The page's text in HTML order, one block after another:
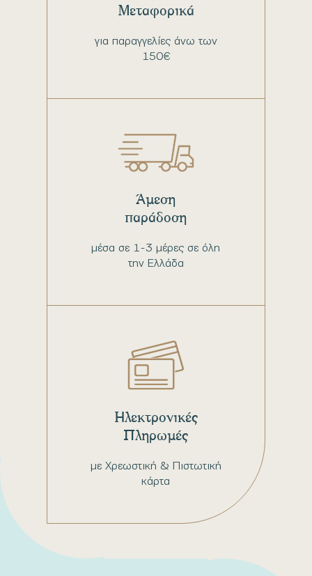
για παραγγελίες άνω των
150€
Μεταφορικά
μέσα σε 1-3 μέρες σε όλη
την Ελλάδα
Άμεση
παράδοση
με Χρεωστική & Πιστωτική
κάρτα
Ηλεκτρονικές
Πληρωμές